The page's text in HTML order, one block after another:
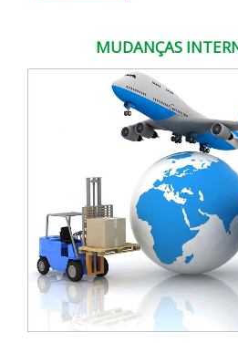
MUDANÇAS